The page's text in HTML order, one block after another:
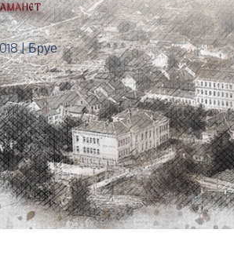
| Бруе